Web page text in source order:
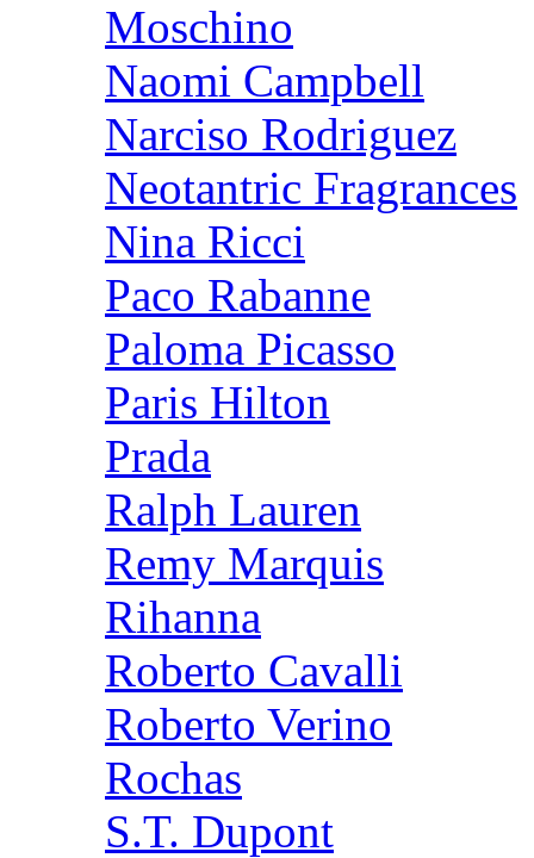
Moschino
Naomi Campbell
Narciso Rodriguez
Neotantric Fragrances
Nina Ricci
Paco Rabanne
Paloma Picasso
Paris Hilton
Prada
Ralph Lauren
Remy Marquis
Rihanna
Roberto Cavalli
Roberto Verino
Rochas
S.T. Dupont